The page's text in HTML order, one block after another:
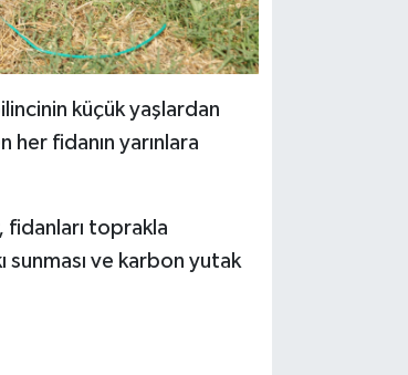
küçük yaşlardan
her fidanın yarınlara
fidanları toprakla
sunması ve karbon yutak